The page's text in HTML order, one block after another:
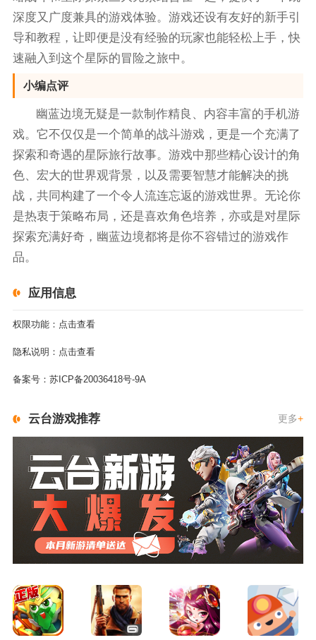
深度又广度兼具的游戏体验。游戏还设有友好的新手引
导和教程，让即便是没有经验的玩家也能轻松上手，快
速融入到这个星际的冒险之旅中。
小编点评
幽蓝边境无疑是一款制作精良、内容丰富的手机游
戏。它不仅仅是一个简单的战斗游戏，更是一个充满了
探索和奇遇的星际旅行故事。游戏中那些精心设计的角
色、宏大的世界观背景，以及需要智慧才能解决的挑
战，共同构建了一个令人流连忘返的游戏世界。无论你
是热衷于策略布局，还是喜欢角色培养，亦或是对星际
探索充满好奇，幽蓝边境都将是你不容错过的游戏作
品。
应用信息
权限功能： 点击查看
隐私说明： 点击查看
备案号： 苏ICP备20036418号-9A
云台游戏推荐 更多+